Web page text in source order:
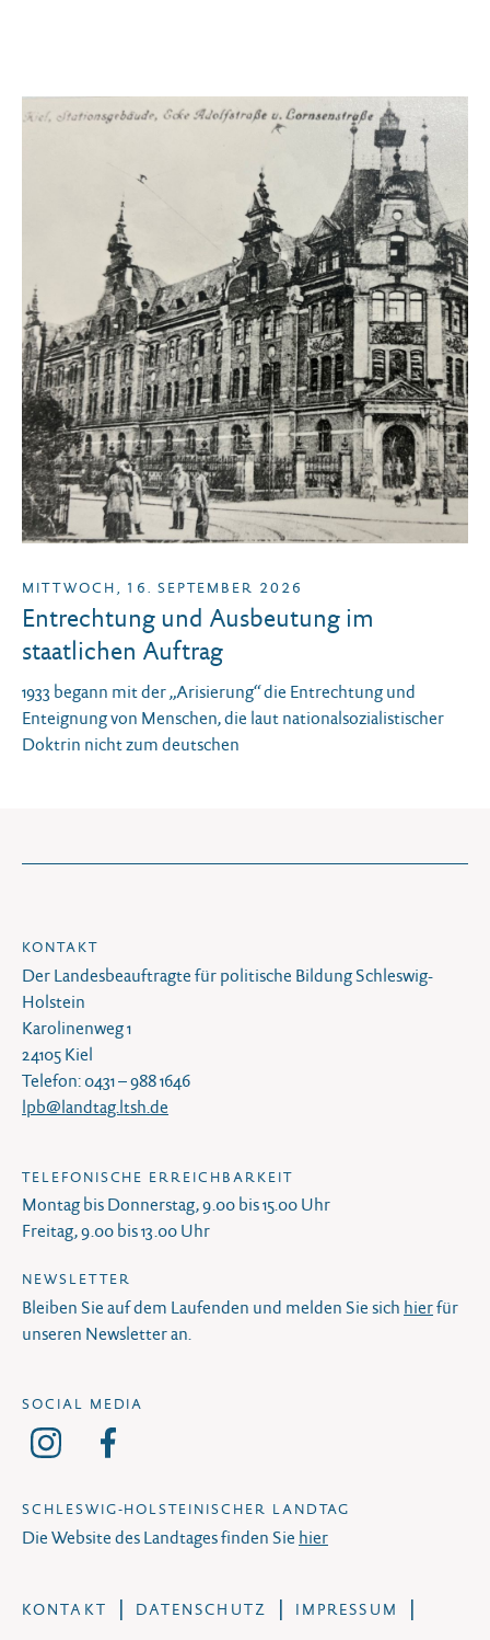
MITTWOCH, 16. SEPTEMBER 2026
Entrechtung und Ausbeutung im
staatlichen Auftrag
1933 begann mit der „Arisierung“ die Entrechtung und
Enteignung von Menschen, die laut nationalsozialistischer
Doktrin nicht zum deutschen
KONTAKT
Der Landesbeauftragte für politische Bildung Schleswig-
Holstein
Karolinenweg 1
24105 Kiel
Telefon: 0431 – 988 1646
lpb@landtag.ltsh.de
TELEFONISCHE ERREICHBARKEIT
Montag bis Donnerstag, 9.00 bis 15.00 Uhr
Freitag, 9.00 bis 13.00 Uhr
NEWSLETTER
Bleiben Sie auf dem Laufenden und melden Sie sich hierfür
unseren Newsletter an.
SOCIAL MEDIA
SCHLESWIG-HOLSTEINISCHER LANDTAG
Die Website des Landtages finden Sie hier
KONTAKT DATENSCHUTZ IMPRESSUM